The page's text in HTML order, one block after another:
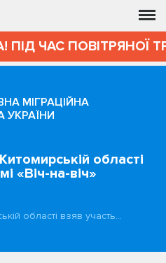
ПІД ЧАС ПОВІТРЯНОЇ
МІГРАЦІЙНА
УКРАЇНИ
області
«Віч-на-віч»
області взяв участь…